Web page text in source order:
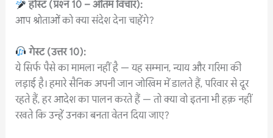
होस्ट(प्रश्न10 – अंतिम विचार):
आप श्रोताओं को क्या संदेश देना चाहेंगे?
गेस्ट(उत्तर10):
ये सिर्फ पैसे का मामला नहीं है — यह सम्मान, न्याय और गरिमा की
लड़ाई है। हमारे सैनिक अपनी जान जोखिम में डालते हैं, परिवार से दूर
रहते हैं, हर आदेश का पालन करते हैं — तो क्या वो इतना भी हक़ नहीं
रखते कि उन्हें उनका बनता वेतन दिया जाए?